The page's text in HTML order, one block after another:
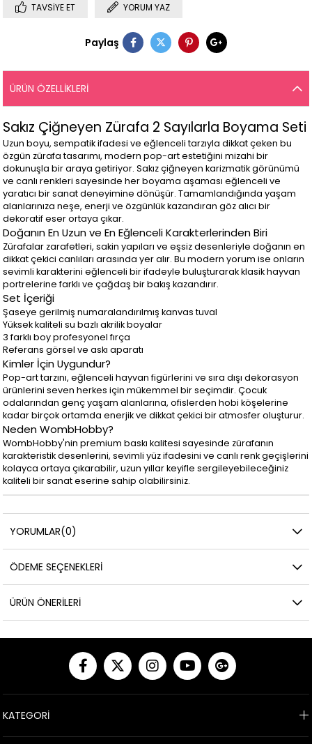
TAVSIYE ET YORUM YAZ
Paylaş
ÜRÜN ÖZELLIKLERI
Sakız Çiğneyen Zürafa 2 Sayılarla Boyama Seti
Uzun boyu, sempatik ifadesi ve eğlenceli tarzıyla dikkat çeken bu
özgün zürafa tasarımı, modern pop-art estetiğini mizahi bir
dokunuşla bir araya getiriyor. Sakız çiğneyen karizmatik görünümü
ve canlı renkleri sayesinde her boyama aşaması eğlenceli ve
yaratıcı bir sanat deneyimine dönüşür. Tamamlandığında yaşam
alanlarınıza neşe, enerji ve özgünlük kazandıran göz alıcı bir
dekoratif eser ortaya çıkar.
Doğanın En Uzun ve En Eğlenceli Karakterlerinden Biri
Zürafalar zarafetleri, sakin yapıları ve eşsiz desenleriyle doğanın en
dikkat çekici canlıları arasında yer alır. Bu modern yorum ise onların
sevimli karakterini eğlenceli bir ifadeyle buluşturarak klasik hayvan
portrelerine farklı ve çağdaş bir bakış kazandırır.
Set İçeriği
Şaseye gerilmiş numaralandırılmış kanvas tuval
Yüksek kaliteli su bazlı akrilik boyalar
3 farklı boy profesyonel fırça
Referans görsel ve askı aparatı
Kimler İçin Uygundur?
Pop-art tarzını, eğlenceli hayvan figürlerini ve sıra dışı dekorasyon
ürünlerini seven herkes için mükemmel bir seçimdir. Çocuk
odalarından genç yaşam alanlarına, ofislerden hobi köşelerine
kadar birçok ortamda enerjik ve dikkat çekici bir atmosfer oluşturur.
Neden WombHobby?
WombHobby'nin premium baskı kalitesi sayesinde zürafanın
karakteristik desenlerini, sevimli yüz ifadesini ve canlı renk geçişlerini
kolayca ortaya çıkarabilir, uzun yıllar keyifle sergileyebileceğiniz
kaliteli bir sanat eserine sahip olabilirsiniz.
YORUMLAR(0)
ÖDEME SEÇENEKLERI
ÜRÜN ÖNERILERI
KATEGORİ